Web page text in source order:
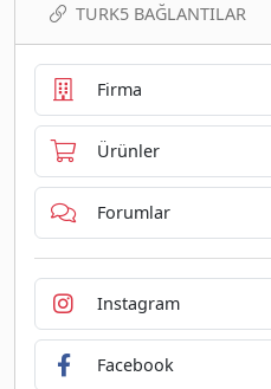
TURK5 BAĞLANTILAR
Firma
Ürünler
Forumlar
Instagram
Facebook